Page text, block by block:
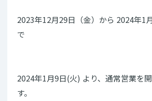
2023年12月29日（金）から 2024年1
で
2024年1月9日(火) より、通常営業を
す。